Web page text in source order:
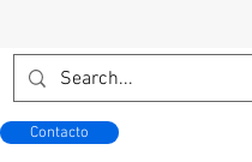
Contacto